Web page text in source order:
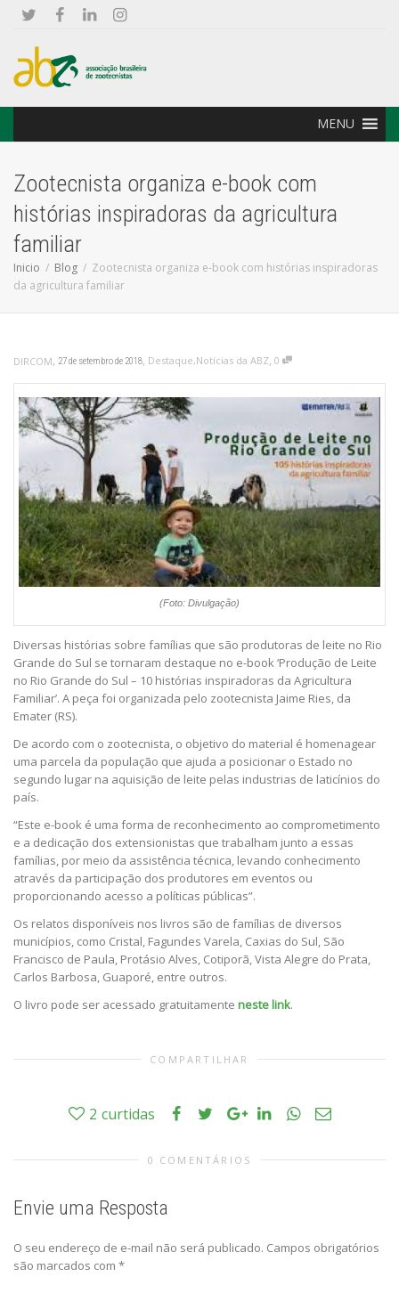
MENU
Zootecnista organiza e-book com
histórias inspiradoras da agricultura
familiar
Inicio Blog
Zootecnista organiza e-book com histórias inspiradoras
da agricultura familiar
DIRCOM, 27 de setembro de 2018, Destaque,Notícias da ABZ, 0
(Foto: Divulgação)
Diversas histórias sobre famílias que são produtoras de leite no Rio
Grande do Sul se tornaram destaque no e-book ‘Produção de Leite
no Rio Grande do Sul – 10 histórias inspiradoras da Agricultura
Familiar’. A peça foi organizada pelo zootecnista Jaime Ries, da
Emater (RS).
De acordo com o zootecnista, o objetivo do material é homenagear
uma parcela da população que ajuda a posicionar o Estado no
segundo lugar na aquisição de leite pelas industrias de laticínios do
país.
“Este e-book é uma forma de reconhecimento ao comprometimento
e a dedicação dos extensionistas que trabalham junto a essas
famílias, por meio da assistência técnica, levando conhecimento
através da participação dos produtores em eventos ou
proporcionando acesso a políticas públicas”.
Os relatos disponíveis nos livros são de famílias de diversos
municípios, como Cristal, Fagundes Varela, Caxias do Sul, São
Francisco de Paula, Protásio Alves, Cotiporã, Vista Alegre do Prata,
Carlos Barbosa, Guaporé, entre outros.
O livro pode ser acessado gratuitamente neste link.
COMPARTILHAR
2 curtidas
0 COMENTÁRIOS
Envie uma Resposta
O seu endereço de e-mail não será publicado. Campos obrigatórios
são marcados com *